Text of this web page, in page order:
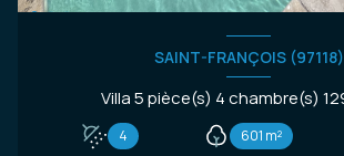
SAINT-FRANÇOIS (97118)
4 601 m²